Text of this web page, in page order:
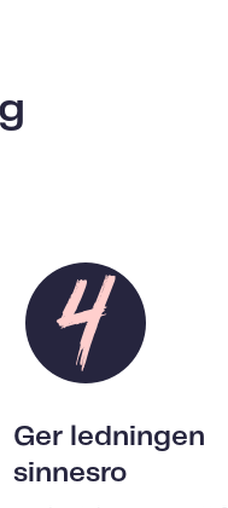
Ger ledningen
sinnesro